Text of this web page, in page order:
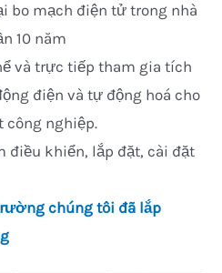
bo mạch điện tử trong nhà
10 năm
và trực tiếp tham gia tích
điện và tự động hoá cho
công nghiệp.
điều khiển, lắp đặt, cài đặt
chúng tôi đã lắp